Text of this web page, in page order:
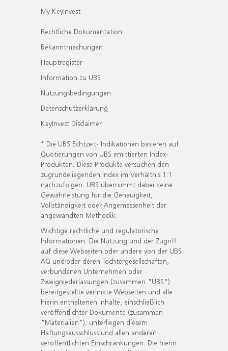
My KeyInvest
Rechtliche Dokumentation
Bekanntmachungen
Hauptregister
Information zu UBS
Nutzungsbedingungen
Datenschutzerklärung
KeyInvest Disclaimer
* Die UBS Echtzeit- Indikationen basieren auf
Quotierungen von UBS emittierten Index-
Produkten. Diese Produkte versuchen den
zugrundeliegenden Index im Verhältnis 1:1
nachzufolgen. UBS übernimmt dabei keine
Gewährleistung für die Genauigkeit,
Vollständigkeit oder Angemessenheit der
angewandten Methodik.
Wichtige rechtliche und regulatorische
Informationen. Die Nutzung und der Zugriff
auf diese Webseiten oder andere von der UBS
AG und/oder deren Tochtergesellschaften,
verbundenen Unternehmen oder
Zweigniederlassungen (zusammen "UBS")
bereitgestellte verlinkte Webseiten und alle
hierin enthaltenen Inhalte, einschließlich
veröffentlichter Dokumente (zusammen
"Materialien"), unterliegen diesem
Haftungsausschluss und allen anderen
veröffentlichten Einschränkungen. Die hierin